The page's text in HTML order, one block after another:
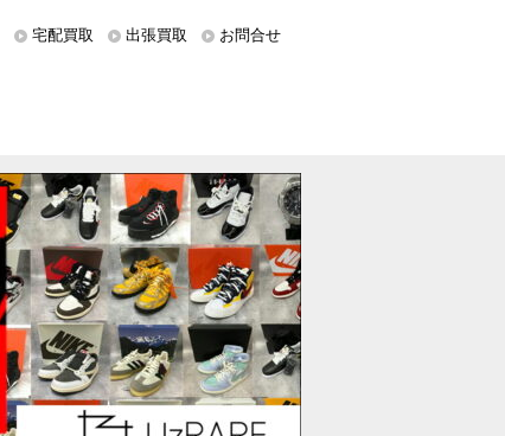
宅配買取 出張買取 お問合せ